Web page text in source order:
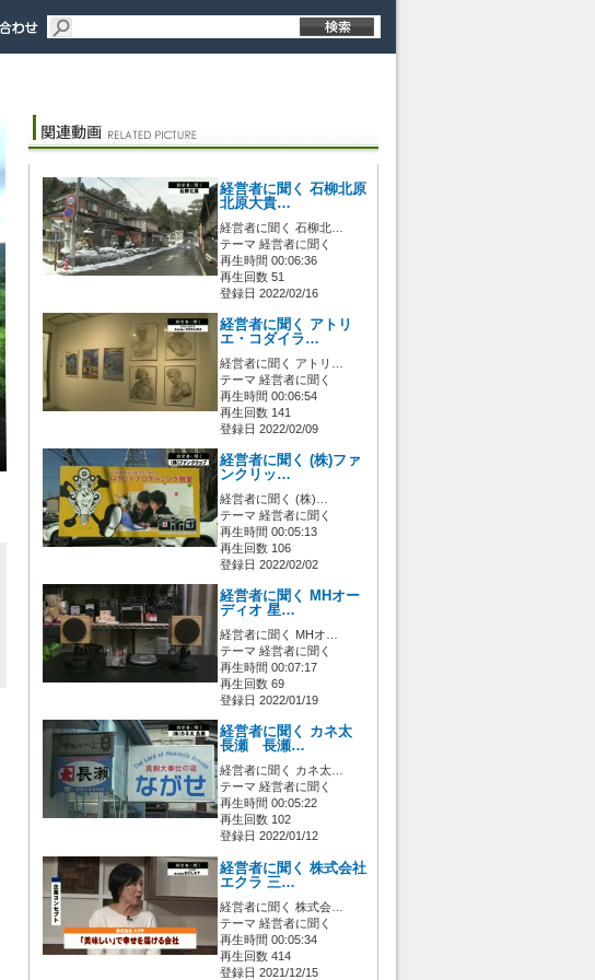
経営者に聞く 石柳北原
北原大貴…
経営者に聞く 石柳北…
テーマ 経営者に聞く
再生時間 00:06:36
再生回数 51
登録日 2022/02/16
経営者に聞く アトリ
エ・コダイラ…
経営者に聞く アトリ…
テーマ 経営者に聞く
再生時間 00:06:54
再生回数 141
登録日 2022/02/09
経営者に聞く (株)ファ
ンクリッ…
経営者に聞く (株)…
テーマ 経営者に聞く
再生時間 00:05:13
再生回数 106
登録日 2022/02/02
経営者に聞く MHオー
ディオ 星…
経営者に聞く MHオ…
テーマ 経営者に聞く
再生時間 00:07:17
再生回数 69
登録日 2022/01/19
経営者に聞く カネ太
長瀬 長瀬…
経営者に聞く カネ太…
テーマ 経営者に聞く
再生時間 00:05:22
再生回数 102
登録日 2022/01/12
経営者に聞く 株式会社
エクラ 三…
経営者に聞く 株式会…
テーマ 経営者に聞く
再生時間 00:05:34
再生回数 414
登録日 2021/12/15